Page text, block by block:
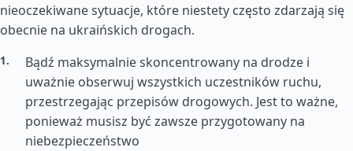
nieoczekiwane sytuacje, które niestety często zdarzają się
obecnie na ukraińskich drogach.
Bądź maksymalnie skoncentrowany na drodze i
uważnie obserwuj wszystkich uczestników ruchu,
przestrzegając przepisów drogowych. Jest to ważne,
ponieważ musisz być zawsze przygotowany na
niebezpieczeństwo